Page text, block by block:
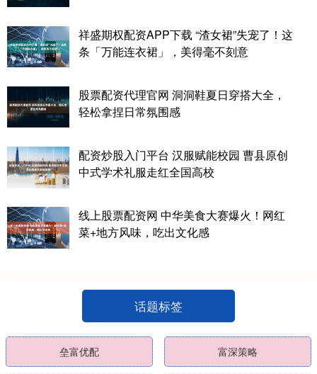
祥盛期权配资APP下载 “渣女裙”失宠了！这
条「万能连衣裙」，美得毫不刻意
股票配资代理官网 洞洞鞋夏日穿搭大全，
轻松拿捏日常氛围感
配资炒股入门平台 汉服赋能校园 曹县原创
中式学术礼服走红全国高校
线上股票配资网 中华美食大赛爆火！网红
菜+地方风味，吃出文化感
话题标签
垒富优配 富深策略